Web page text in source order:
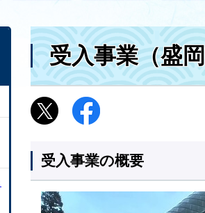
受入事業（盛
受入事業の概要